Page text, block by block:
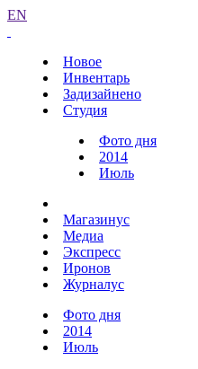
EN
Новое
Инвентарь
Задизайнено
Студия
Фото дня
2014
Июль
Магазинус
Медиа
Экспресс
Иронов
Журналус
Фото дня
2014
Июль